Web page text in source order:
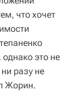
что хочет
это не
разу не
Жорин.